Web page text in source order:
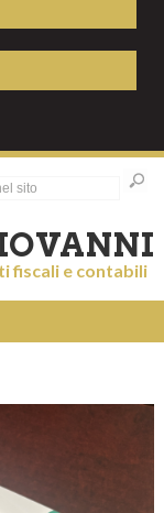
fiscali e contabili